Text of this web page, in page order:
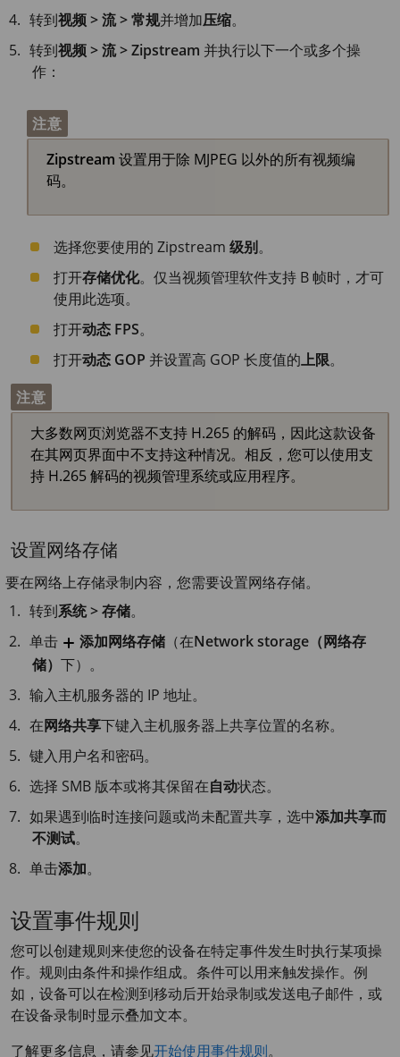
转到视频 > 流 > 常规并增加压缩。
转到视频 > 流 > Zipstream 并执行以下一个或多个操
作：
注意
Zipstream 设置用于除 MJPEG 以外的所有视频编
码。
选择您要使用的 Zipstream 级别。
打开存储优化。仅当视频管理软件支持 B 帧时，才可
使用此选项。
打开动态 FPS。
打开动态 GOP 并设置高 GOP 长度值的上限。
注意
大多数网页浏览器不支持 H.265 的解码，因此这款设备
在其网页界面中不支持这种情况。相反，您可以使用支
持 H.265 解码的视频管理系统或应用程序。
设置网络存储
要在网络上存储录制内容，您需要设置网络存储。
转到系统 > 存储。
单击
添加网络存储 （在Network storage（网络存
储） 下）。
输入主机服务器的 IP 地址。
在网络共享下键入主机服务器上共享位置的名称。
键入用户名和密码。
选择 SMB 版本或将其保留在自动状态。
如果遇到临时连接问题或尚未配置共享，选中添加共享而
不测试。
单击添加。
设置事件规则
您可以创建规则来使您的设备在特定事件发生时执行某项操
作。规则由条件和操作组成。条件可以用来触发操作。例
如，设备可以在检测到移动后开始录制或发送电子邮件，或
在设备录制时显示叠加文本。
了解更多信息，请参见开始使用事件规则。